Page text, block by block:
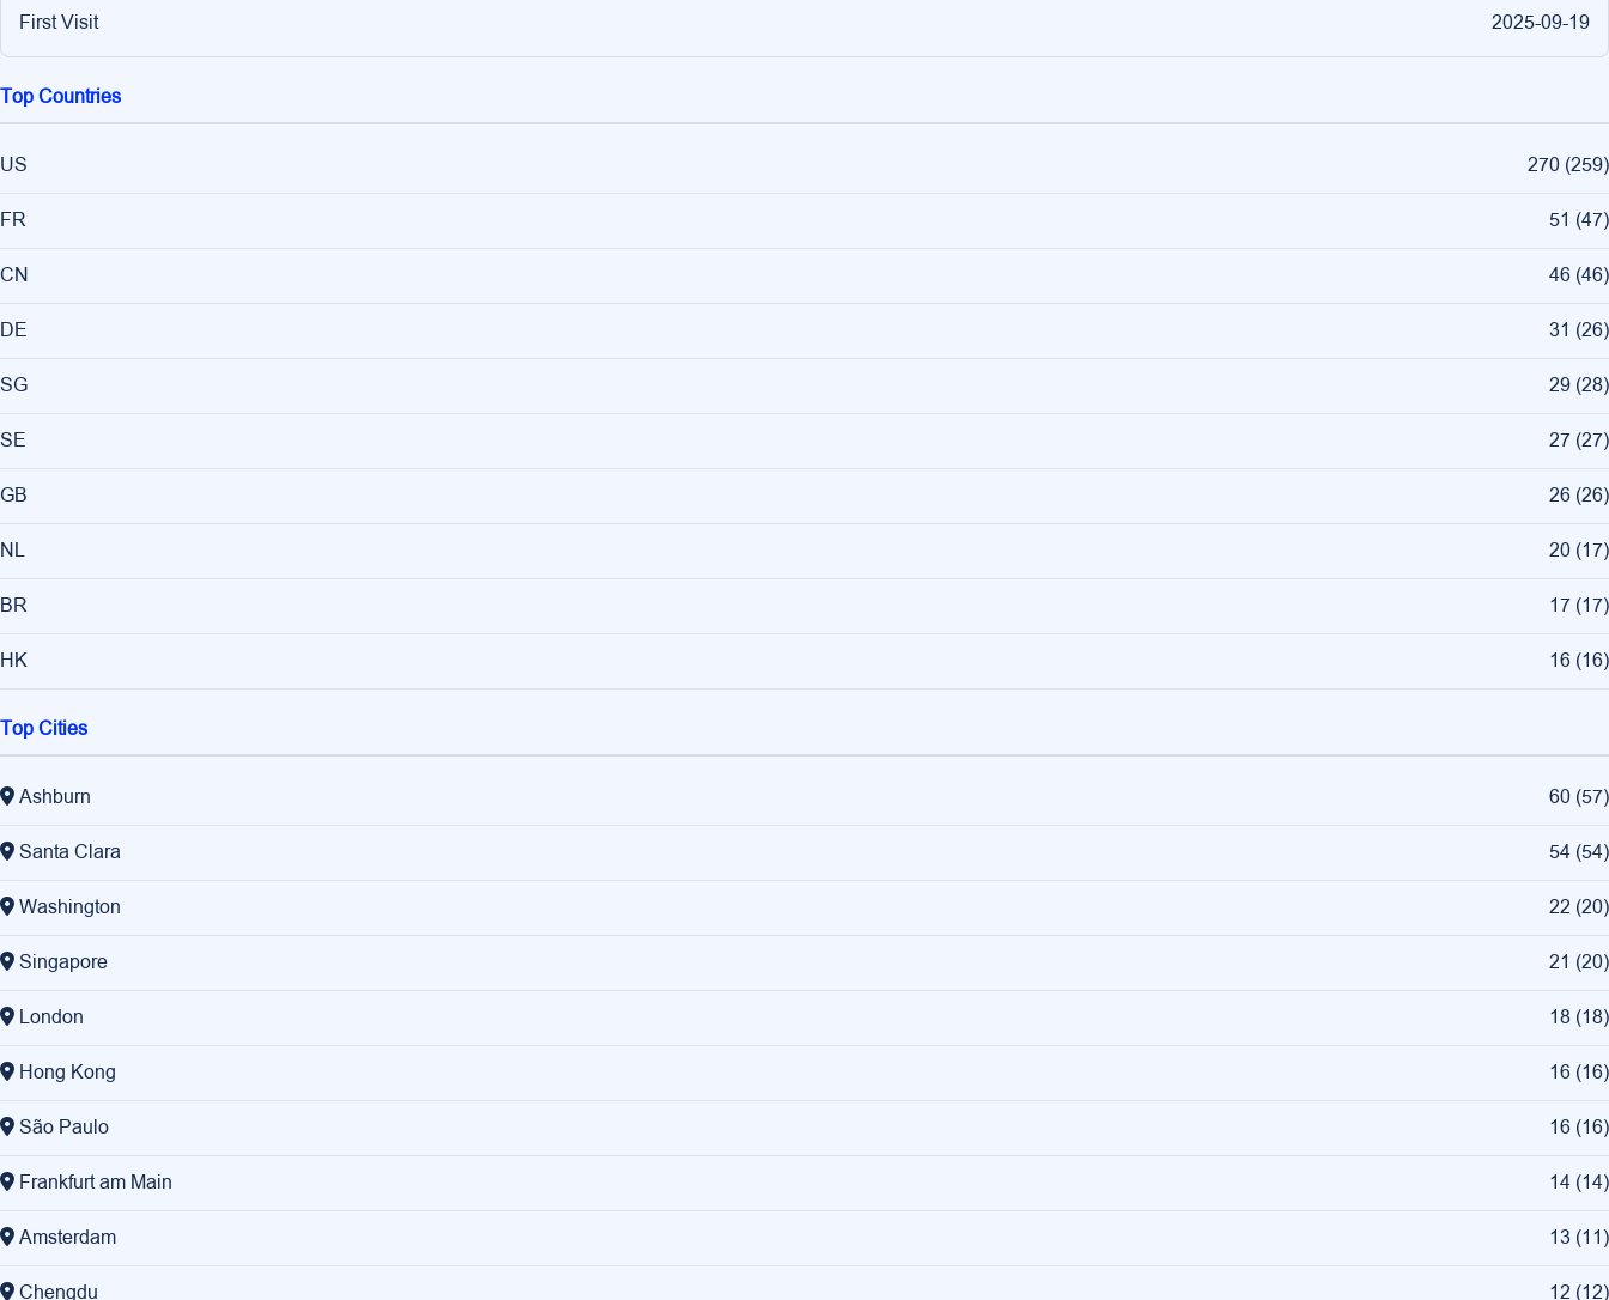
First Visit 2025-09-19
Top Countries
US 270 (259)
FR 51 (47)
CN 46 (46)
DE 31 (26)
SG 29 (28)
SE 27 (27)
GB 26 (26)
NL 20 (17)
BR 17 (17)
HK 16 (16)
Top Cities
Ashburn 60 (57)
Santa Clara 54 (54)
Washington 22 (20)
Singapore 21 (20)
London 18 (18)
Hong Kong 16 (16)
São Paulo 16 (16)
Frankfurt am Main 14 (14)
Amsterdam 13 (11)
Chengdu 12 (12)